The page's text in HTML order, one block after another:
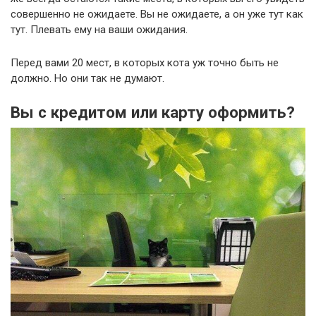
совершенно не ожидаете. Вы не ожидаете, а он уже тут как
тут. Плевать ему на ваши ожидания.
Перед вами 20 мест, в которых кота уж точно быть не
должно. Но они так не думают.
Вы с кредитом или карту оформить?